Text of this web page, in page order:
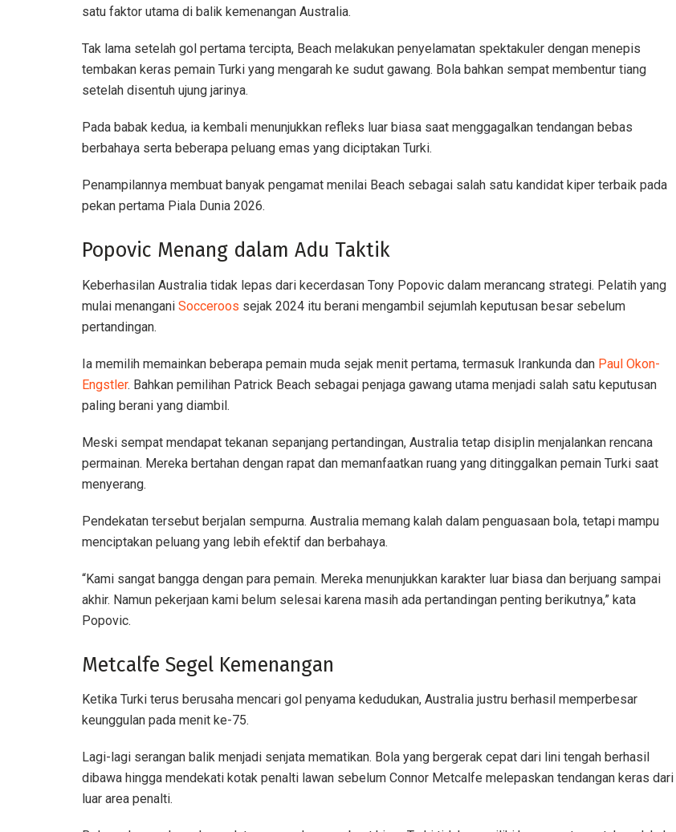
satu faktor utama di balik kemenangan Australia.
Tak lama setelah gol pertama tercipta, Beach melakukan penyelamatan spektakuler dengan menepis
tembakan keras pemain Turki yang mengarah ke sudut gawang. Bola bahkan sempat membentur tiang
setelah disentuh ujung jarinya.
Pada babak kedua, ia kembali menunjukkan refleks luar biasa saat menggagalkan tendangan bebas
berbahaya serta beberapa peluang emas yang diciptakan Turki.
Penampilannya membuat banyak pengamat menilai Beach sebagai salah satu kandidat kiper terbaik pada
pekan pertama Piala Dunia 2026.
Popovic Menang dalam Adu Taktik
Keberhasilan Australia tidak lepas dari kecerdasan Tony Popovic dalam merancang strategi. Pelatih yang
mulai menangani Socceroos sejak 2024 itu berani mengambil sejumlah keputusan besar sebelum
pertandingan.
Ia memilih memainkan beberapa pemain muda sejak menit pertama, termasuk Irankunda dan Paul Okon-
Engstler. Bahkan pemilihan Patrick Beach sebagai penjaga gawang utama menjadi salah satu keputusan
paling berani yang diambil.
Meski sempat mendapat tekanan sepanjang pertandingan, Australia tetap disiplin menjalankan rencana
permainan. Mereka bertahan dengan rapat dan memanfaatkan ruang yang ditinggalkan pemain Turki saat
menyerang.
Pendekatan tersebut berjalan sempurna. Australia memang kalah dalam penguasaan bola, tetapi mampu
menciptakan peluang yang lebih efektif dan berbahaya.
“Kami sangat bangga dengan para pemain. Mereka menunjukkan karakter luar biasa dan berjuang sampai
akhir. Namun pekerjaan kami belum selesai karena masih ada pertandingan penting berikutnya,” kata
Popovic.
Metcalfe Segel Kemenangan
Ketika Turki terus berusaha mencari gol penyama kedudukan, Australia justru berhasil memperbesar
keunggulan pada menit ke-75.
Lagi-lagi serangan balik menjadi senjata mematikan. Bola yang bergerak cepat dari lini tengah berhasil
dibawa hingga mendekati kotak penalti lawan sebelum Connor Metcalfe melepaskan tendangan keras dari
luar area penalti.